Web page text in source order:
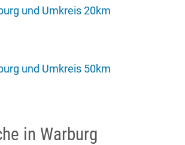
und Umkreis 20km
und Umkreis 50km
in Warburg